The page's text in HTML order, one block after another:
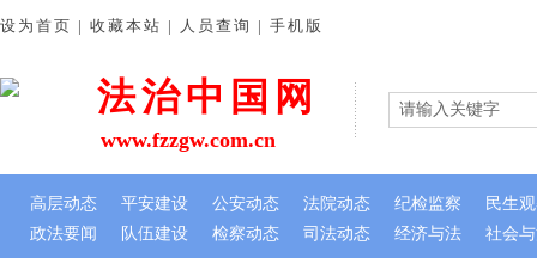
法治中国网
政法要闻 队伍建设 检察动态 司法动态 经济与法 社会
设为首页 | 收藏本站 | 人员查询 | 手机版
www.fzzgw.com.cn
高层动态 平安建设 公安动态 法院动态 纪检监察 民生